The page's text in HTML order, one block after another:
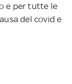
e per tutte le
del covid e